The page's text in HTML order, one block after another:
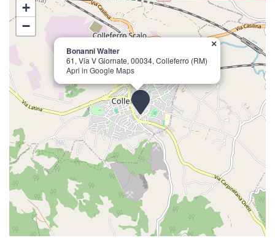
Bonanni Walter
61, Via V Giornate, 00034, Colleferro (RM)
Apri in Google Maps
×
+
−